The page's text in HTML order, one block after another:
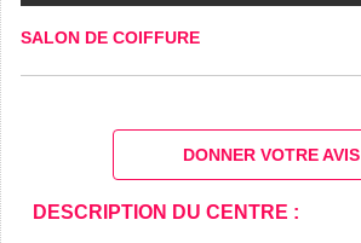
SALON DE COIFFURE
DONNER VOTRE AVIS
DESCRIPTION DU CENTRE :